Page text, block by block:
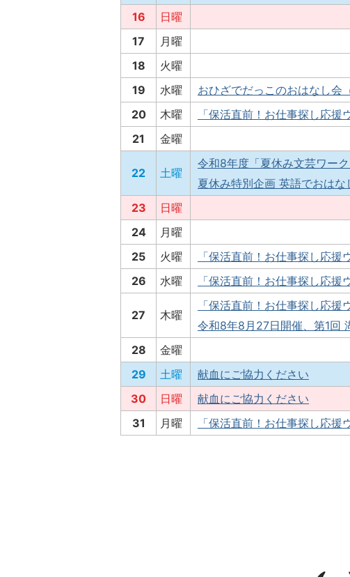
16
日曜
17
月曜
18
火曜
19
水曜
おひざでだっこのおはなし会
20
木曜
「保活直前！お仕事探し応
21
金曜
22 土曜
令和8年度「夏休み文芸ワー
夏休み特別企画 英語でおはな
23
日曜
24
月曜
25
火曜
「保活直前！お仕事探し応
26
水曜 「保活直前！お仕事探し応
27 木曜
「保活直前！お仕事探し応
令和8年8月27日開催、第1回
28
金曜
29
土曜
献血にご協力ください
30
日曜
献血にご協力ください
31
月曜 「保活直前！お仕事探し応